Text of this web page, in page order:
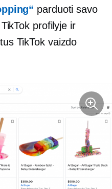
parduoti savo
profilyje ir
TikTok vaizdo